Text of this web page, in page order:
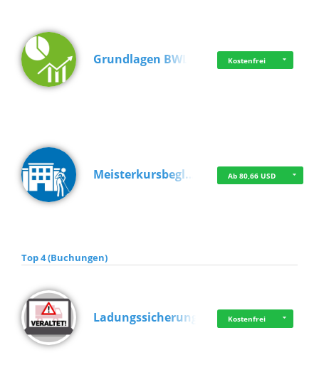
Grundlagen BWL Kostenfrei
Meisterkursbegl… Ab 80,66 USD
Top 4 (Buchungen)
Ladungssicherung Kostenfrei